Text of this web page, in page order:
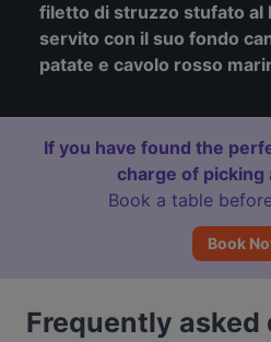
filetto di struzzo stufato al
servito con il suo fondo
patate e cavolo rosso
If you have found the
charge of picking
Book a table
Book
Frequently asked